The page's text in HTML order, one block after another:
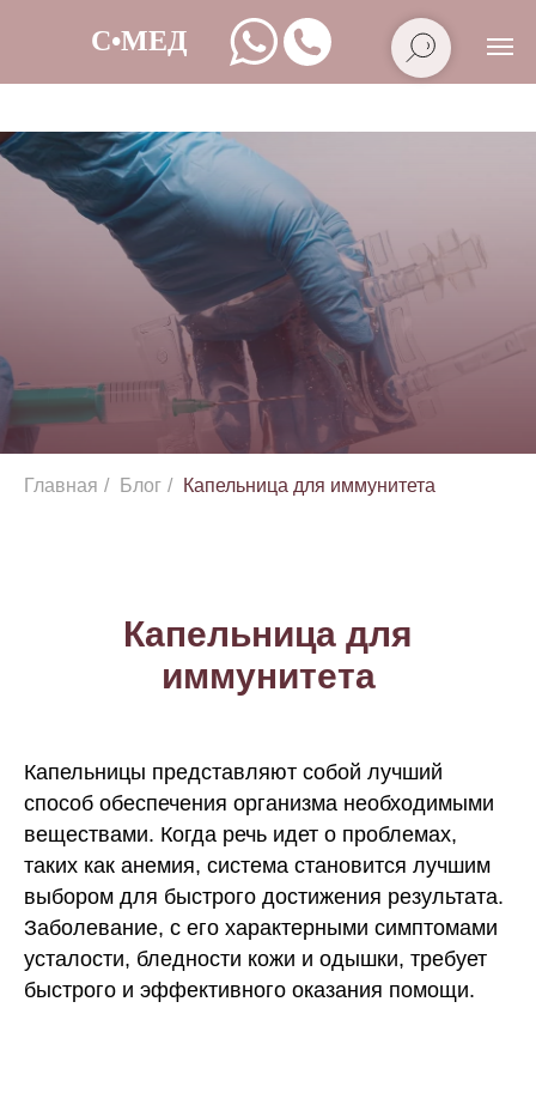
Главная / Блог / Капельница для иммунитета
Капельница для
иммунитета
Капельницы представляют собой лучший
способ обеспечения организма необходимыми
веществами. Когда речь идет о проблемах,
таких как анемия, система становится лучшим
выбором для быстрого достижения результата.
Заболевание, с его характерными симптомами
усталости, бледности кожи и одышки, требует
быстрого и эффективного оказания помощи.